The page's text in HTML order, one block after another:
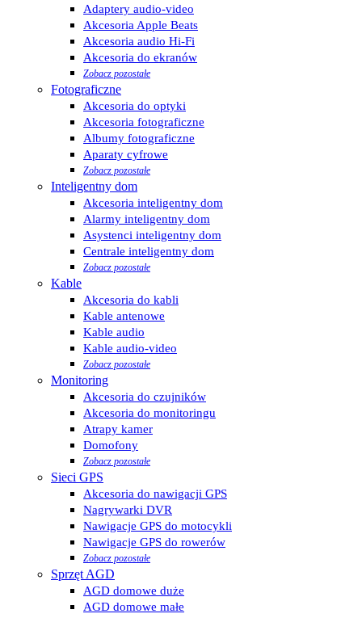
Adaptery audio-video
Akcesoria Apple Beats
Akcesoria audio Hi-Fi
Akcesoria do ekranów
Zobacz pozostałe
Fotograficzne
Akcesoria do optyki
Akcesoria fotograficzne
Albumy fotograficzne
Aparaty cyfrowe
Zobacz pozostałe
Inteligentny dom
Akcesoria inteligentny dom
Alarmy inteligentny dom
Asystenci inteligentny dom
Centrale inteligentny dom
Zobacz pozostałe
Kable
Akcesoria do kabli
Kable antenowe
Kable audio
Kable audio-video
Zobacz pozostałe
Monitoring
Akcesoria do czujników
Akcesoria do monitoringu
Atrapy kamer
Domofony
Zobacz pozostałe
Sieci GPS
Akcesoria do nawigacji GPS
Nagrywarki DVR
Nawigacje GPS do motocykli
Nawigacje GPS do rowerów
Zobacz pozostałe
Sprzęt AGD
AGD domowe duże
AGD domowe małe